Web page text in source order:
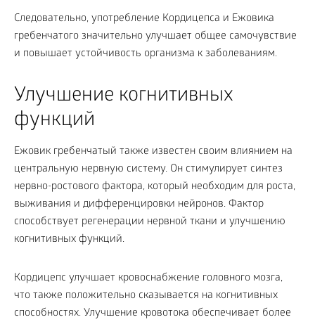
Следовательно, употребление Кордицепса и Ежовика
гребенчатого значительно улучшает общее самочувствие
и повышает устойчивость организма к заболеваниям.
Улучшение когнитивных
функций
Ежовик гребенчатый также известен своим влиянием на
центральную нервную систему. Он стимулирует синтез
нервно-ростового фактора, который необходим для роста,
выживания и дифференцировки нейронов. Фактор
способствует регенерации нервной ткани и улучшению
когнитивных функций.
Кордицепс улучшает кровоснабжение головного мозга,
что также положительно сказывается на когнитивных
способностях. Улучшение кровотока обеспечивает более